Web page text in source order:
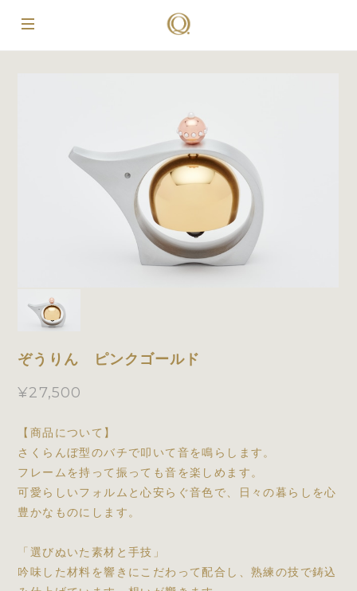
ぞうりん ピンクゴールド
¥27,500
【商品について】
さくらんぼ型のバチで叩いて音を鳴らします。
フレームを持って振っても音を楽しめます。
可愛らしいフォルムと心安らぐ音色で、日々の暮らしを心
豊かなものにします。
「選びぬいた素材と手技」
吟味した材料を響きにこだわって配合し、熟練の技で鋳込